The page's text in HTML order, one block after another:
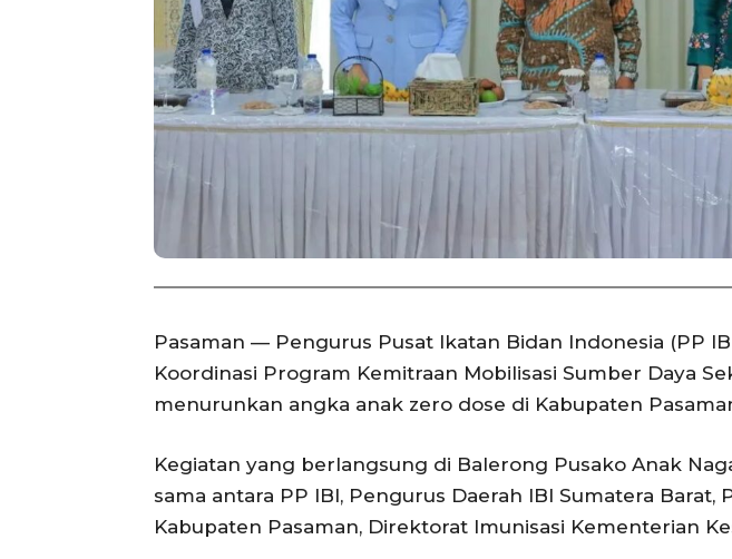
Pasaman — Pengurus Pusat Ikatan Bidan Indonesia (PP
Koordinasi Program Kemitraan Mobilisasi Sumber Daya
menurunkan angka anak zero dose di Kabupaten
Kegiatan yang berlangsung di Balerong Pusako Anak
sama antara PP IBI, Pengurus Daerah IBI Sumatera Barat,
Kabupaten Pasaman, Direktorat Imunisasi Kementerian